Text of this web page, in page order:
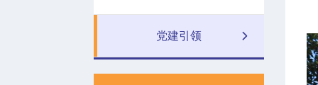
党建引领